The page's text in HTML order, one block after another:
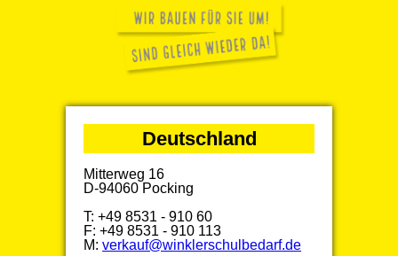
Deutschland
Mitterweg 16
D-94060 Pocking
T: +49 8531 - 910 60
F: +49 8531 - 910 113
M: verkauf@winklerschulbedarf.de